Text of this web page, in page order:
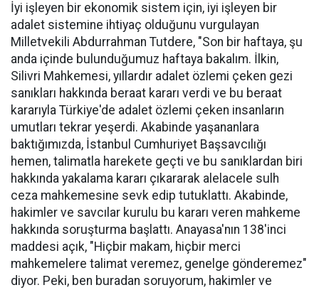
İyi işleyen bir ekonomik sistem için, iyi işleyen bir
adalet sistemine ihtiyaç olduğunu vurgulayan
Milletvekili Abdurrahman Tutdere, "Son bir haftaya, şu
anda içinde bulunduğumuz haftaya bakalım. İlkin,
Silivri Mahkemesi, yıllardır adalet özlemi çeken gezi
sanıkları hakkında beraat kararı verdi ve bu beraat
kararıyla Türkiye'de adalet özlemi çeken insanların
umutları tekrar yeşerdi. Akabinde yaşananlara
baktığımızda, İstanbul Cumhuriyet Başsavcılığı
hemen, talimatla harekete geçti ve bu sanıklardan biri
hakkında yakalama kararı çıkararak alelacele sulh
ceza mahkemesine sevk edip tutuklattı. Akabinde,
hakimler ve savcılar kurulu bu kararı veren mahkeme
hakkında soruşturma başlattı. Anayasa'nın 138'inci
maddesi açık, "Hiçbir makam, hiçbir merci
mahkemelere talimat veremez, genelge gönderemez"
diyor. Peki, ben buradan soruyorum, hakimler ve